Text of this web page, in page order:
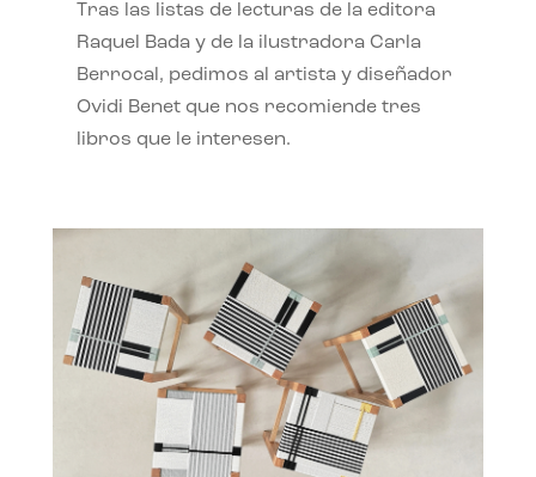
Tras las listas de lecturas de la editora
Raquel Bada y de la ilustradora Carla
Berrocal, pedimos al artista y diseñador
Ovidi Benet que nos recomiende tres
libros que le interesen.